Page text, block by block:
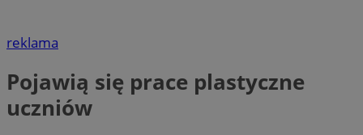
reklama
Pojawią się prace plastyczne
uczniów